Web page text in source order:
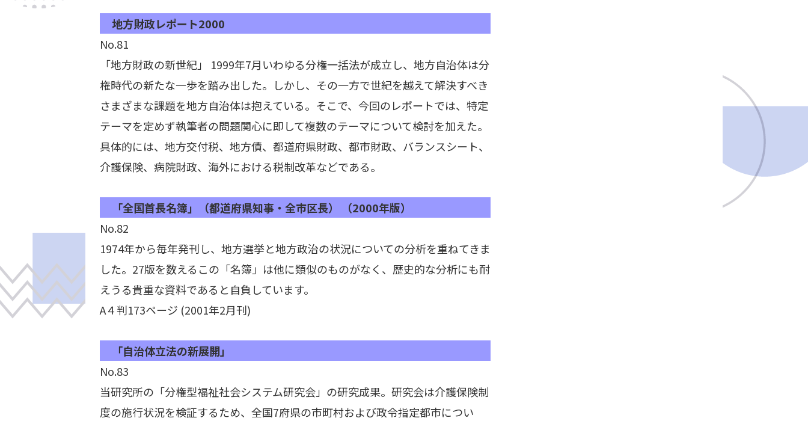
地方財政レポート2000
No.81
「地方財政の新世紀」 1999年7月いわゆる分権一括法が成立し、地方自治体は分
権時代の新たな一歩を踏み出した。しかし、その一方で世紀を越えて解決すべき
さまざまな課題を地方自治体は抱えている。そこで、今回のレポートでは、特定
テーマを定めず執筆者の問題関心に即して複数のテーマについて検討を加えた。
具体的には、地方交付税、地方債、都道府県財政、都市財政、バランスシート、
介護保険、病院財政、海外における税制改革などである。
「全国首長名簿」（都道府県知事・全市区長） （2000年版）
No.82
1974年から毎年発刊し、地方選挙と地方政治の状況についての分析を重ねてきま
した。27版を数えるこの「名簿」は他に類似のものがなく、歴史的な分析にも耐
えうる貴重な資料であると自負しています。
A４判173ページ (2001年2月刊)
「自治体立法の新展開」
No.83
当研究所の「分権型福祉社会システム研究会」の研究成果。研究会は介護保険制
度の施行状況を検証するため、全国7府県の市町村および政令指定都市につい